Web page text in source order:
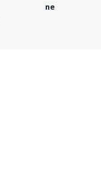
ne